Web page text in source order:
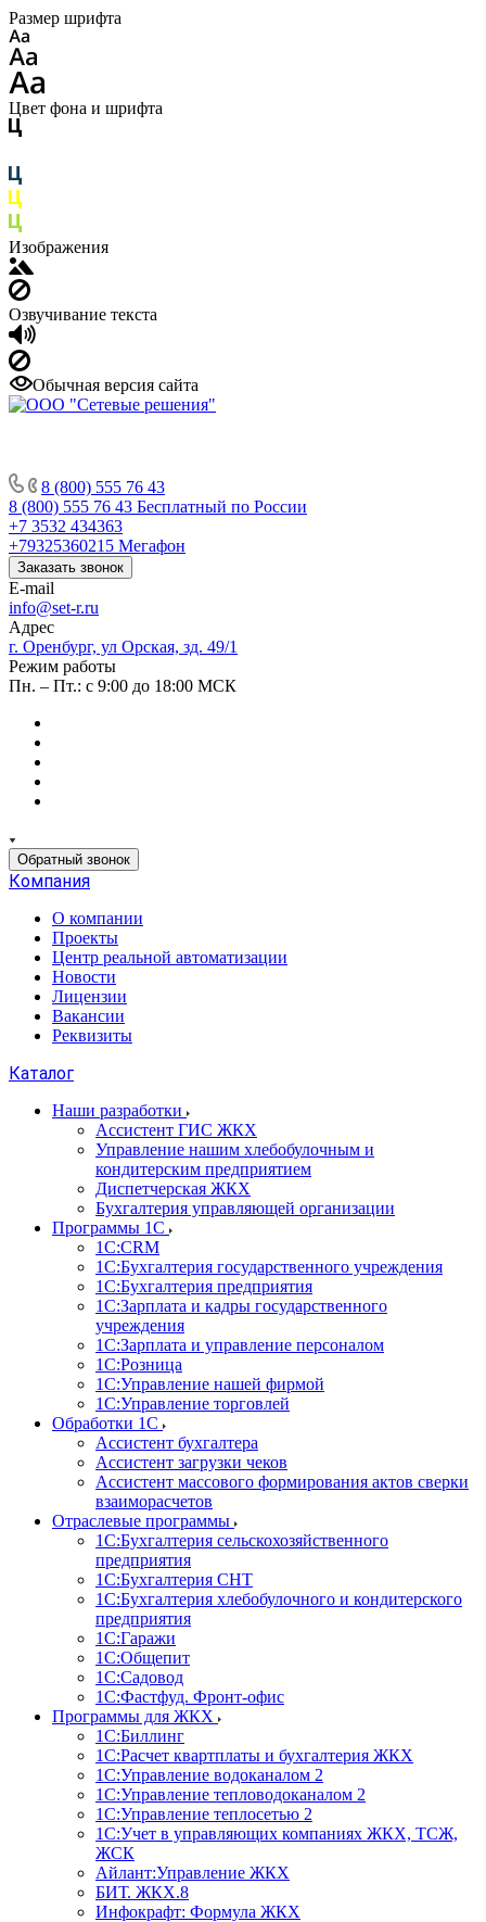
Размер шрифта
Цвет фона и шрифта
Изображения
Озвучивание текста
Обычная версия сайта
8 (800) 555 76 43
8 (800) 555 76 43 Бесплатный по России
+7 3532 434363
+79325360215 Мегафон
Заказать звонок
E-mail
info@set-r.ru
Адрес
г. Оренбург, ул Орская, зд. 49/1
Режим работы
Пн. – Пт.: с 9:00 до 18:00 МСК
Обратный звонок
Компания
О компании
Проекты
Центр реальной автоматизации
Новости
Лицензии
Вакансии
Реквизиты
Каталог
Наши разработки
Ассистент ГИС ЖКХ
Управление нашим хлебобулочным и
кондитерским предприятием
Диспетчерская ЖКХ
Бухгалтерия управляющей организации
Программы 1С
1С:CRM
1С:Бухгалтерия государственного учреждения
1С:Бухгалтерия предприятия
1С:Зарплата и кадры государственного
учреждения
1С:Зарплата и управление персоналом
1С:Розница
1С:Управление нашей фирмой
1С:Управление торговлей
Обработки 1С
Ассистент бухгалтера
Ассистент загрузки чеков
Ассистент массового формирования актов сверки
взаиморасчетов
Отраслевые программы
1С:Бухгалтерия сельскохозяйственного
предприятия
1С:Бухгалтерия СНТ
1С:Бухгалтерия хлебобулочного и кондитерского
предприятия
1С:Гаражи
1С:Общепит
1С:Садовод
1С:Фастфуд. Фронт-офис
Программы для ЖКХ
1С:Биллинг
1С:Расчет квартплаты и бухгалтерия ЖКХ
1С:Управление водоканалом 2
1С:Управление тепловодоканалом 2
1С:Управление теплосетью 2
1С:Учет в управляющих компаниях ЖКХ, ТСЖ,
ЖСК
Айлант:Управление ЖКХ
БИТ. ЖКХ.8
Инфокрафт: Формула ЖКХ